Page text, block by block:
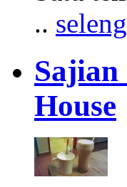
..
Sajian
House